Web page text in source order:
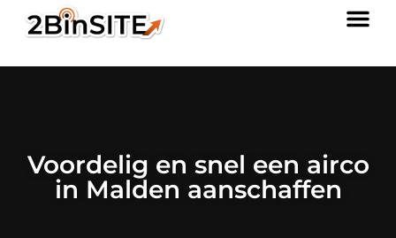
Voordelig en snel een airco
in Malden aanschaffen